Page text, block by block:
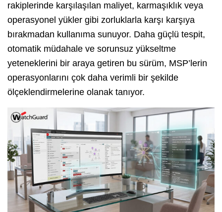
rakiplerinde karşılaşılan maliyet, karmaşıklık veya
operasyonel yükler gibi zorluklarla karşı karşıya
bırakmadan kullanıma sunuyor. Daha güçlü tespit,
otomatik müdahale ve sorunsuz yükseltme
yeteneklerini bir araya getiren bu sürüm, MSP’lerin
operasyonlarını çok daha verimli bir şekilde
ölçeklendirmelerine olanak tanıyor.